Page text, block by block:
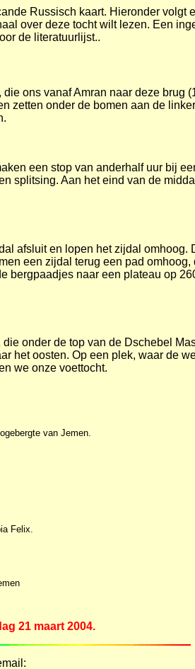
Russisch kaart. Hieronder
over deze tocht wilt lezen. Een
de literatuurlijst..
ons vanaf Amran naar deze brug
zetten onder de bomen aan de
een stop van anderhalf uur bij
splitsing. Aan het eind van de
afsluit en lopen het zijdal
een zijdal terug een pad
bergpaadjes naar een plateau op
onder de top van de Dschebel
het oosten. Op een plek, waar de
we onze voettocht.
van Jemen.
Felix.
21 maart 2004.